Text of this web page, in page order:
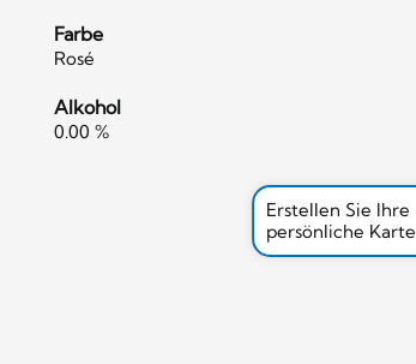
Farbe
Rosé
Alkohol
0.00 %
Erstellen Sie Ihre
persönliche Karte